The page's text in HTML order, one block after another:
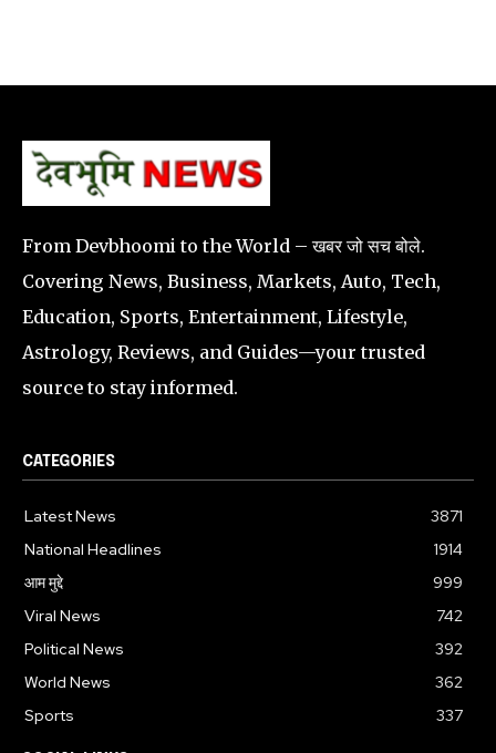
From Devbhoomi to the World – खबर जो सच बोले.
Covering News, Business, Markets, Auto, Tech,
Education, Sports, Entertainment, Lifestyle,
Astrology, Reviews, and Guides—your trusted
source to stay informed.
CATEGORIES
Latest News
3871
National Headlines
1914
आम मुद्दे
999
Viral News
742
Political News
392
World News
362
Sports
337